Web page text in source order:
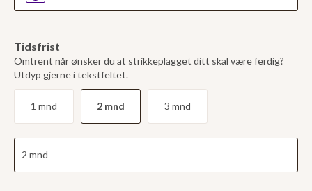
Tidsfrist
Omtrent når ønsker du at strikkeplagget ditt skal være ferdig?
Utdyp gjerne i tekstfeltet.
1 mnd 2 mnd 3 mnd